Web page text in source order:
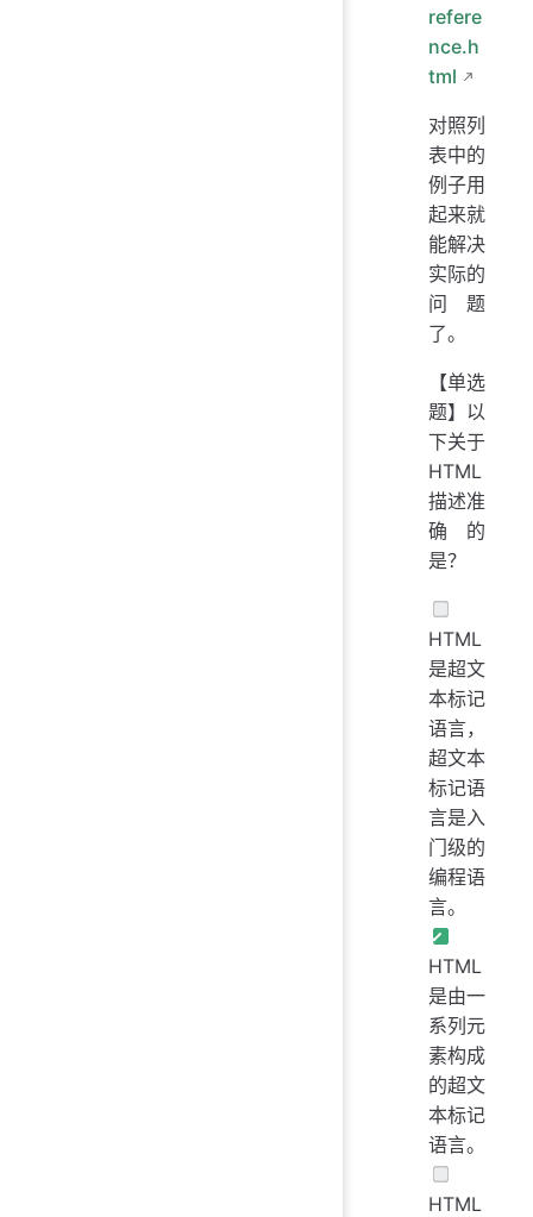
refere
nce.h
tml
对照列
表中的
例子用
起来就
能解决
实际的
问题
了。
【单选
题】以
下关于
HTML
描述准
确的
是？
HTML
是超文
本标记
语言，
超文本
标记语
言是入
门级的
编程语
言。
HTML
是由一
系列元
素构成
的超文
本标记
语言。
HTML